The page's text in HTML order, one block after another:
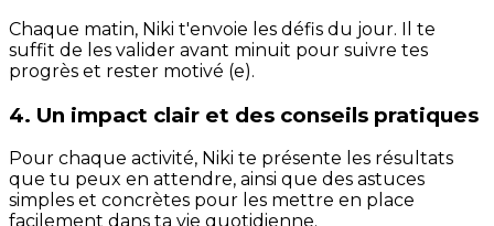
Chaque matin, Niki t'envoie les défis du jour. Il te
suffit de les valider avant minuit pour suivre tes
progrès et rester motivé (e).
4. Un impact clair et des conseils pratiques
Pour chaque activité, Niki te présente les résultats
que tu peux en attendre, ainsi que des astuces
simples et concrètes pour les mettre en place
facilement dans ta vie quotidienne.